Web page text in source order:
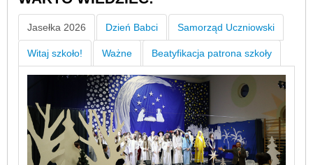
Jasełka 2026 Dzień Babci Samorząd Uczniowski
Witaj szkoło! Ważne Beatyfikacja patrona szkoły